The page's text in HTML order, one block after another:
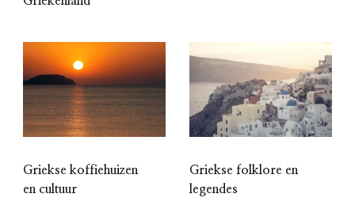
Griekse koffiehuizen
en cultuur
Griekse folklore en
legendes